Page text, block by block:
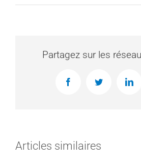
Partagez sur les
FacebookTwitter
Articles similaires